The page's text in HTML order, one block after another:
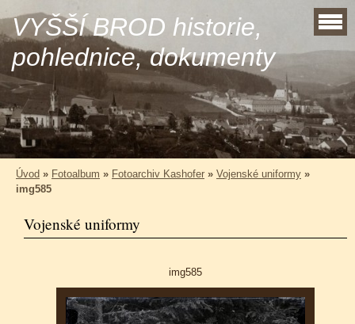
VYŠŠÍ BROD historie,
pohlednice, dokumenty
Úvod » Fotoalbum » Fotoarchiv Kashofer » Vojenské uniformy »
img585
Vojenské uniformy
img585